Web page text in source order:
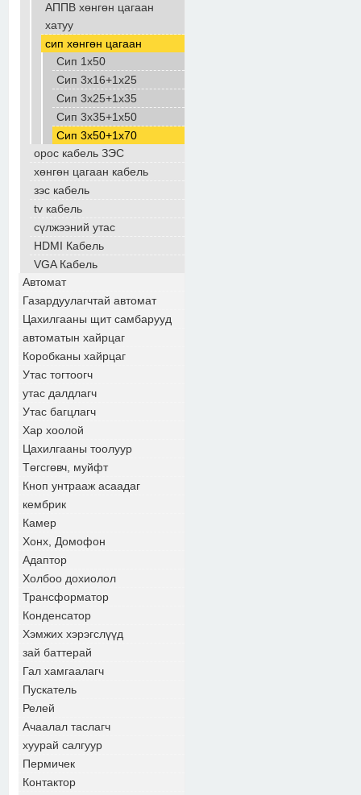
АППВ хөнгөн цагаан
хатуу
сип хөнгөн цагаан
Сип 1х50
Сип 3х16+1х25
Сип 3х25+1х35
Сип 3х35+1х50
Сип 3х50+1х70
орос кабель ЗЭС
хөнгөн цагаан кабель
зэс кабель
tv кабель
сүлжээний утас
HDMI Кабель
VGA Кабель
Автомат
Газардуулагчтай автомат
Цахилгааны щит самбарууд
автоматын хайрцаг
Коробканы хайрцаг
Утас тогтоогч
утас далдлагч
Утас багцлагч
Хар хоолой
Цахилгааны тоолуур
Төгсгөвч, муйфт
Кноп унтрааж асаадаг
кембрик
Камер
Хонх, Домофон
Адаптор
Холбоо дохиолол
Трансформатор
Конденсатор
Хэмжих хэрэгслүүд
зай баттерай
Гал хамгаалагч
Пускатель
Релей
Ачаалал таслагч
хуурай салгуур
Пермичек
Контактор